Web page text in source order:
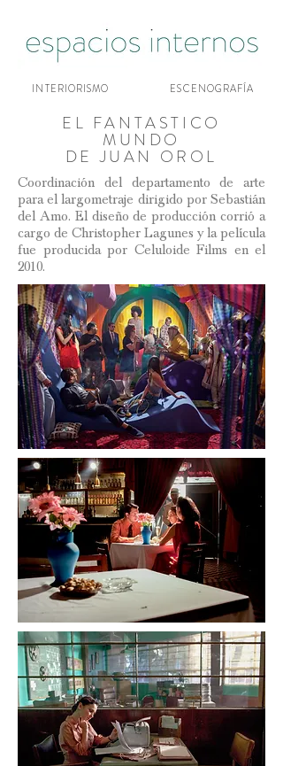
INTERIORISMO ESCENOGRAFÍA
EL FANTASTICO
MUNDO
DE JUAN OROL
Coordinación del departamento de arte
para el largometraje dirigido por Sebastián
del Amo. El diseño de producción corrió a
cargo de Christopher Lagunes y la película
fue producida por Celuloide Films en el
2010.